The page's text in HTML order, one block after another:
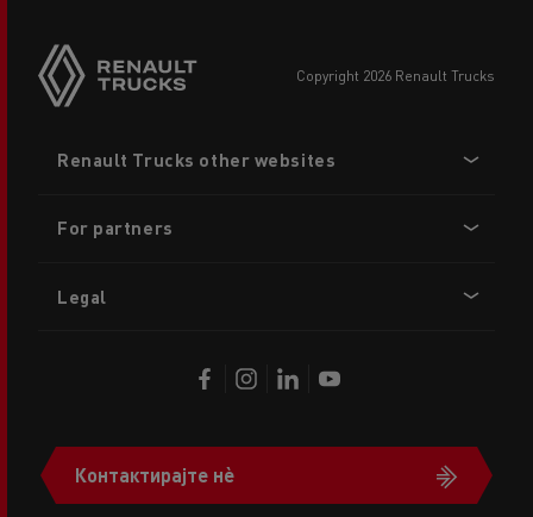
copyright 2026 Renault Trucks
menu
Renault Trucks other websites
For partners
Legal
Контактирајте нè